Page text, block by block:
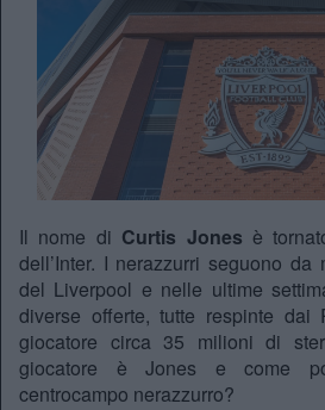
Il nome di Curtis Jones è
dell’Inter. I nerazzurri seguono da
del Liverpool e nelle ultime
diverse offerte, tutte respinte dai
giocatore circa 35 milioni di
giocatore è Jones e come
centrocampo nerazzurro?